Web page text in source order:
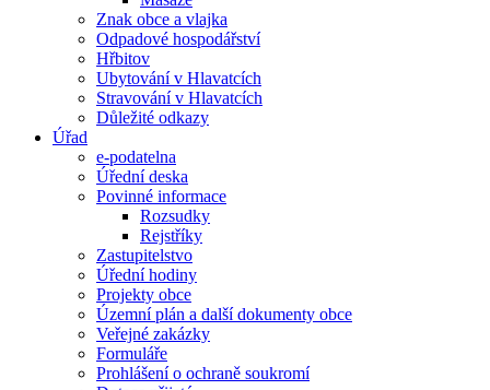
Znak obce a vlajka
Odpadové hospodářství
Hřbitov
Ubytování v Hlavatcích
Stravování v Hlavatcích
Důležité odkazy
Úřad
e-podatelna
Úřední deska
Povinné informace
Rozsudky
Rejstříky
Zastupitelstvo
Úřední hodiny
Projekty obce
Územní plán a další dokumenty obce
Veřejné zakázky
Formuláře
Prohlášení o ochraně soukromí